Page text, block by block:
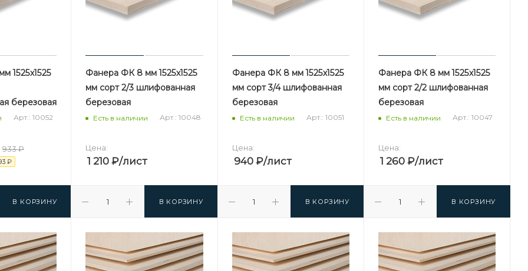
1525х1525
березовая
Арт.: 10052
933₽
₽
В КОРЗИНУ
Фанера ФК 8 мм 1525х1525
мм сорт 2/3 шлифованная
березовая
Есть в наличии Арт.: 10048
Цена:
1 210 ₽/лист
В КОРЗИНУ
Фанера ФК 8 мм 1525х1525
мм сорт 3/4 шлифованная
березовая
Есть в наличии Арт.: 10051
Цена:
940₽/лист
В КОРЗИНУ
Фанера ФК 8 мм 1525х1525
мм сорт 2/2 шлифованная
березовая
Есть в наличии Арт.: 10047
Цена:
1 260₽/лист
В КОРЗИНУ